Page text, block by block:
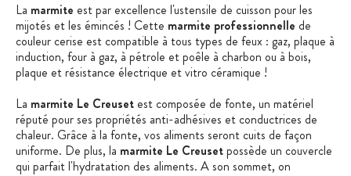
La marmite est par excellence l'ustensile de cuisson pour les
mijotés et les émincés ! Cette marmite professionnelle de
couleur cerise est compatible à tous types de feux : gaz, plaque à
induction, four à gaz, à pétrole et poêle à charbon ou à bois,
plaque et résistance électrique et vitro céramique !
La marmite Le Creuset est composée de fonte, un matériel
réputé pour ses propriétés anti-adhésives et conductrices de
chaleur. Grâce à la fonte, vos aliments seront cuits de façon
uniforme. De plus, la marmite Le Creusetpossède un couvercle
qui parfait l'hydratation des aliments. A son sommet, on